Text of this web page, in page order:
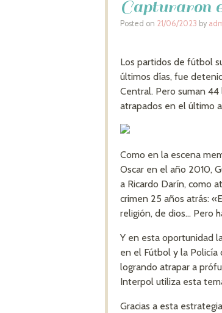
Capturaron
Posted on 21/06/2023 by
Los partidos de fútbol
últimos días, fue
Central. Pero suman
atrapados en el último
Como en la escena
Oscar en el año 2010,
a Ricardo Darín, como
crimen 25 años atrás:
religión, de dios… Pero
Y en esta oportunidad
en el Fútbol y la Policía
logrando atrapar a
Interpol utiliza esta
Gracias a esta